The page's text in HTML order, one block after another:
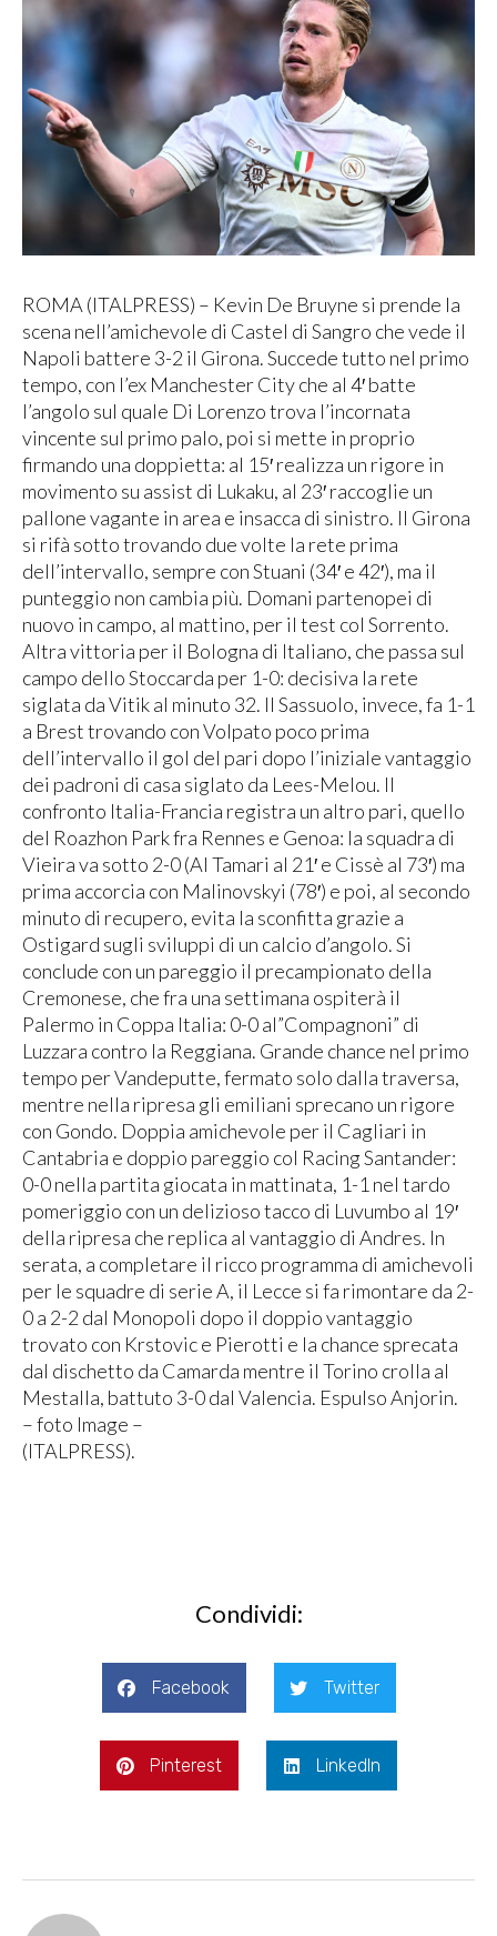
ROMA (ITALPRESS) – Kevin De Bruyne si prende la
scena nell’amichevole di Castel di Sangro che vede il
Napoli battere 3-2 il Girona. Succede tutto nel primo
tempo, con l’ex Manchester City che al 4′ batte
l’angolo sul quale Di Lorenzo trova l’incornata
vincente sul primo palo, poi si mette in proprio
firmando una doppietta: al 15′ realizza un rigore in
movimento su assist di Lukaku, al 23′ raccoglie un
pallone vagante in area e insacca di sinistro. Il Girona
si rifà sotto trovando due volte la rete prima
dell’intervallo, sempre con Stuani (34′ e 42′), ma il
punteggio non cambia più. Domani partenopei di
nuovo in campo, al mattino, per il test col Sorrento.
Altra vittoria per il Bologna di Italiano, che passa sul
campo dello Stoccarda per 1-0: decisiva la rete
siglata da Vitik al minuto 32. Il Sassuolo, invece, fa 1-1
a Brest trovando con Volpato poco prima
dell’intervallo il gol del pari dopo l’iniziale vantaggio
dei padroni di casa siglato da Lees-Melou. Il
confronto Italia-Francia registra un altro pari, quello
del Roazhon Park fra Rennes e Genoa: la squadra di
Vieira va sotto 2-0 (Al Tamari al 21′ e Cissè al 73′) ma
prima accorcia con Malinovskyi (78′) e poi, al secondo
minuto di recupero, evita la sconfitta grazie a
Ostigard sugli sviluppi di un calcio d’angolo. Si
conclude con un pareggio il precampionato della
Cremonese, che fra una settimana ospiterà il
Palermo in Coppa Italia: 0-0 al”Compagnoni” di
Luzzara contro la Reggiana. Grande chance nel primo
tempo per Vandeputte, fermato solo dalla traversa,
mentre nella ripresa gli emiliani sprecano un rigore
con Gondo. Doppia amichevole per il Cagliari in
Cantabria e doppio pareggio col Racing Santander:
0-0 nella partita giocata in mattinata, 1-1 nel tardo
pomeriggio con un delizioso tacco di Luvumbo al 19′
della ripresa che replica al vantaggio di Andres. In
serata, a completare il ricco programma di amichevoli
per le squadre di serie A, il Lecce si fa rimontare da 2-
0 a 2-2 dal Monopoli dopo il doppio vantaggio
trovato con Krstovic e Pierotti e la chance sprecata
dal dischetto da Camarda mentre il Torino crolla al
Mestalla, battuto 3-0 dal Valencia. Espulso Anjorin.
– foto Image –
(ITALPRESS).
Condividi:
Facebook Twitter
Pinterest LinkedIn